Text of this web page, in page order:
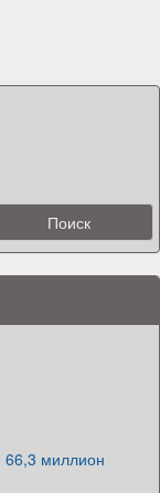
66,3 миллион